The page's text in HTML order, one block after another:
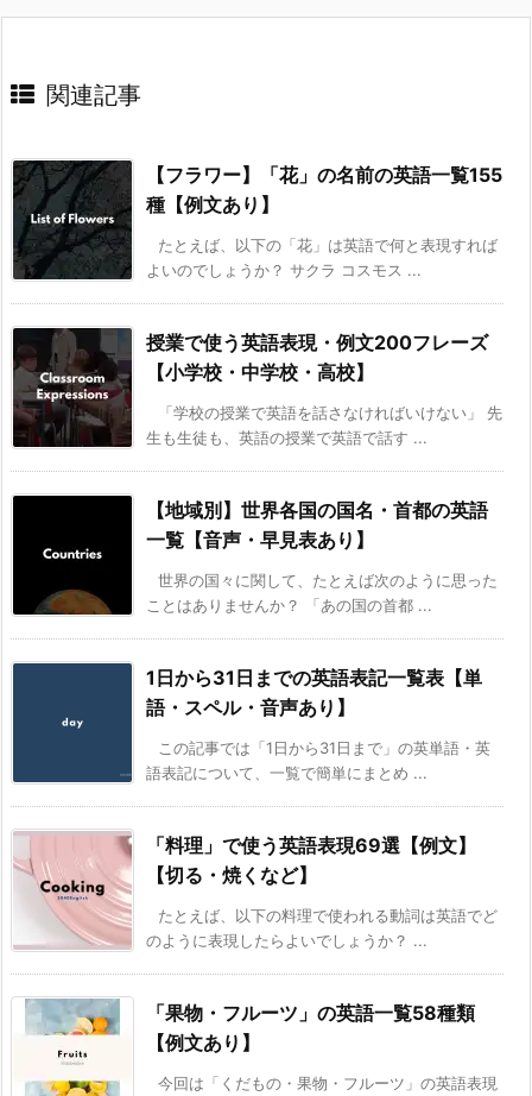
関連記事
【フラワー】「花」の名前の英語一覧155
種【例文あり】
たとえば、以下の「花」は英語で何と表現すれば
よいのでしょうか？ サクラ コスモス ...
授業で使う英語表現・例文200フレーズ
【小学校・中学校・高校】
「学校の授業で英語を話さなければいけない」 先
生も生徒も、英語の授業で英語で話す ...
【地域別】世界各国の国名・首都の英語
一覧【音声・早見表あり】
世界の国々に関して、たとえば次のように思った
ことはありませんか？ 「あの国の首都 ...
1日から31日までの英語表記一覧表【単
語・スペル・音声あり】
この記事では「1日から31日まで」の英単語・英
語表記について、一覧で簡単にまとめ ...
「料理」で使う英語表現69選【例文】
【切る・焼くなど】
たとえば、以下の料理で使われる動詞は英語でど
のように表現したらよいでしょうか？ ...
「果物・フルーツ」の英語一覧58種類
【例文あり】
今回は「くだもの・果物・フルーツ」の英語表現